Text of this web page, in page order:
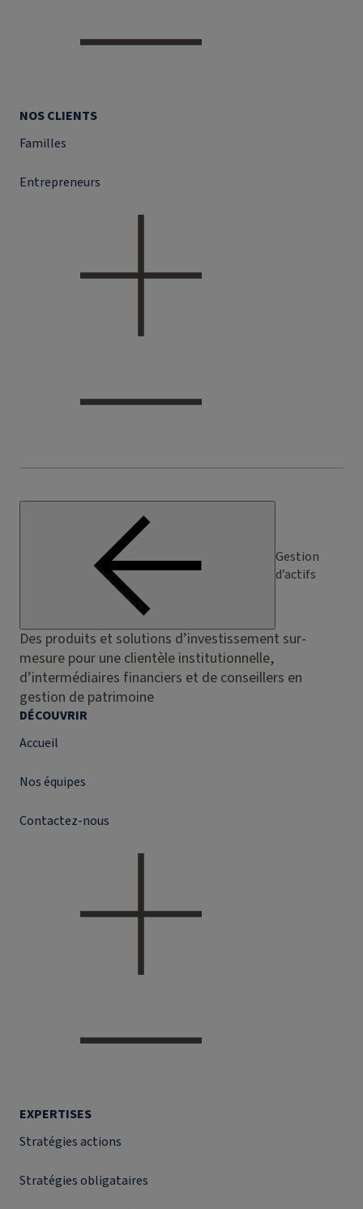
NOS CLIENTS
Familles
Entrepreneurs
Gestion
d’actifs
Des produits et solutions d’investissement sur-
mesure pour une clientèle institutionnelle,
d’intermédiaires financiers et de conseillers en
gestion de patrimoine
DÉCOUVRIR
Accueil
Nos équipes
Contactez-nous
EXPERTISES
Stratégies actions
Stratégies obligataires